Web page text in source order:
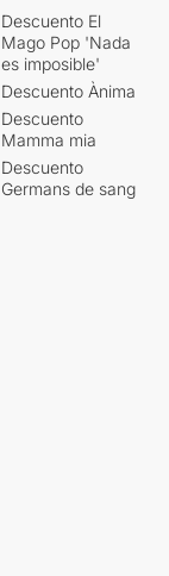
Descuento El
Mago Pop 'Nada
es imposible'
Descuento Ànima
Descuento
Mamma mia
Descuento
Germans de sang